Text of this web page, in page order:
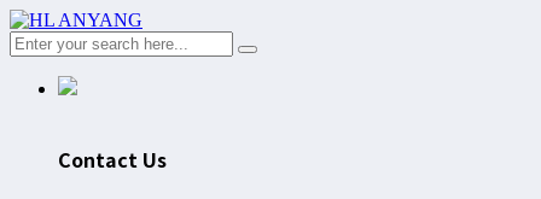
Contact Us